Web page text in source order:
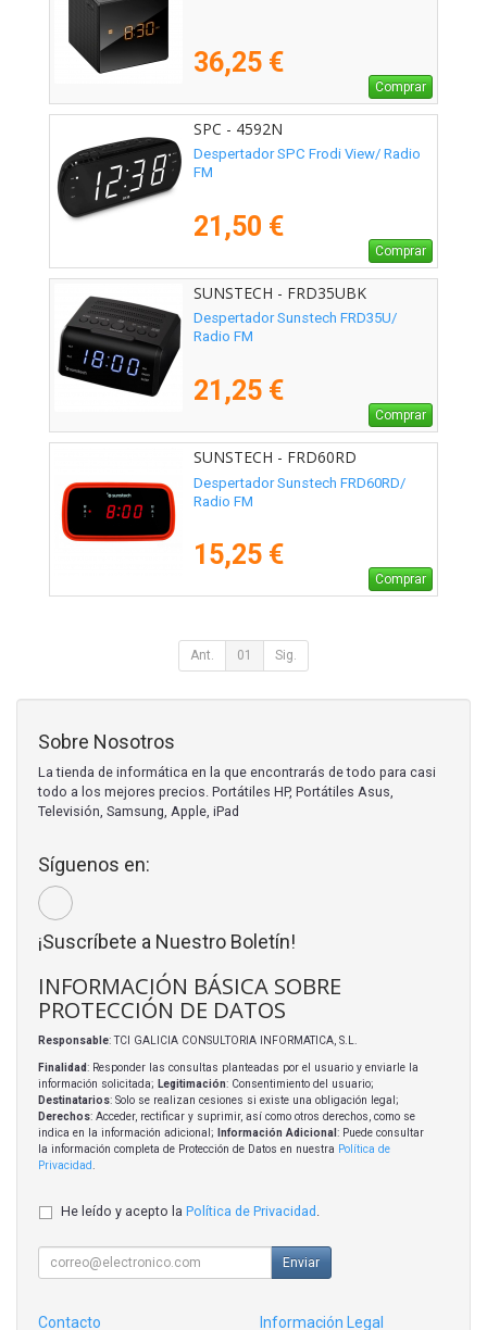
36,25 €
Comprar
SPC - 4592N
Despertador SPC Frodi View/ Radio
FM
21,50 €
Comprar
SUNSTECH - FRD35UBK
Despertador Sunstech FRD35U/
Radio FM
21,25 €
Comprar
SUNSTECH - FRD60RD
Despertador Sunstech FRD60RD/
Radio FM
15,25 €
Comprar
Ant. 01 Sig.
Sobre Nosotros
La tienda de informática en la que encontrarás de todo para casi
todo a los mejores precios. Portátiles HP, Portátiles Asus,
Televisión, Samsung, Apple, iPad
Síguenos en:
¡Suscríbete a Nuestro Boletín!
INFORMACIÓN BÁSICA SOBRE
PROTECCIÓN DE DATOS
Responsable: TCI GALICIA CONSULTORIA INFORMATICA, S.L.
Finalidad: Responder las consultas planteadas por el usuario y enviarle la
información solicitada; Legitimación: Consentimiento del usuario;
Destinatarios: Solo se realizan cesiones si existe una obligación legal;
Derechos: Acceder, rectificar y suprimir, así como otros derechos, como se
indica en la información adicional;
Información Adicional : Puede consultar
la información completa de Protección de Datos en nuestra Política de
Privacidad.
He leído y acepto la Política de Privacidad .
Enviar
Contacto Información Legal